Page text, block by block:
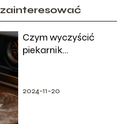
Czym wyczyścić
piekarnik
i porady
2024-11-20